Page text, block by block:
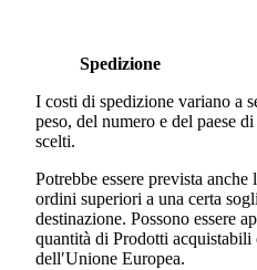
Spedizione
I costi di spedizione variano a
peso, del numero e del paese
scelti.
Potrebbe essere prevista
ordini superiori a una certa
destinazione. Possono essere
quantità di Prodotti
dell′Unione Europea.